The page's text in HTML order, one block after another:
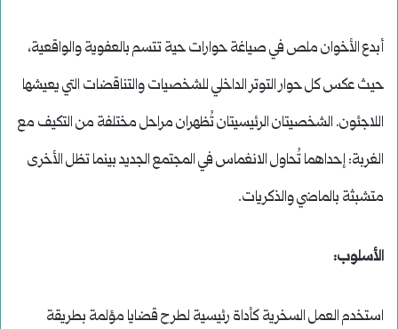
أبدع الأخوان ملص في صياغة حوارات حية تتسم بالعفوية والواقعية،
حيث عكس كل حوار التوتر الداخلي للشخصيات والتناقضات التي يعيشها
اللاجئون. الشخصيتان الرئيسيتان تُظهران مراحل مختلفة من التكيف مع
الغربة: إحداهما تُحاول الانغماس في المجتمع الجديد بينما تظل الأخرى
متشبثة بالماضي والذكريات.
الأسلوب:
استخدم العمل السخرية كأداة رئيسية لطرح قضايا مؤلمة بطريقة